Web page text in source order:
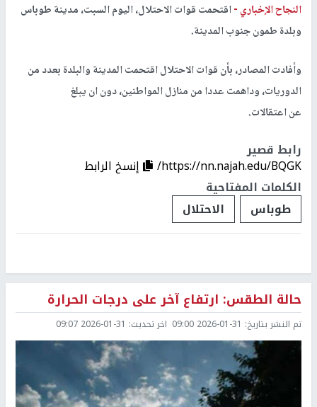
النجاح الإخباري -اقتحمت قوات الاحتلال، اليوم السبت، مدينة طوباس
وبلدة طمون جنوب المدينة.
وأفادت المصادر، بأن قوات الاحتلال اقتحمت المدينة والبلدة بعدد من
الدوريات، وداهمت عددا من منازل المواطنين، دون ان يبلغ
عن اعتقالات.
رابط قصير
https://nn.najah.edu/BQGK/
إنسخ الرابط
الكلمات المفتاحية
طوباس
الاحتلال
حالة الطقس: ارتفاع آخر على درجات الحرارة
تم النشر بتاريخ: 2026-01-31 09:00 اخر تحديث: 2026-01-31 09:07